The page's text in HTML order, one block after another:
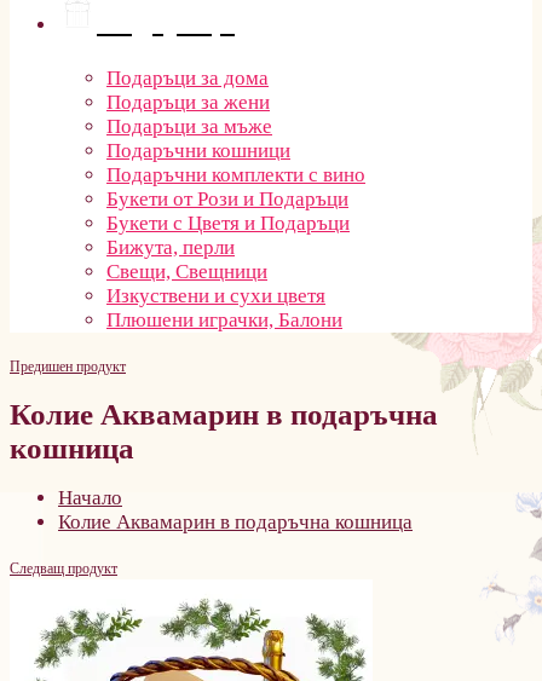
Подаръци за дома
Подаръци за жени
Подаръци за мъже
Подаръчни кошници
Подаръчни комплекти с вино
Букети от Рози и Подаръци
Букети с Цветя и Подаръци
Бижута, перли
Свещи, Свещници
Изкуствени и сухи цветя
Плюшени играчки, Балони
Предишен продукт
Колие Аквамарин в подаръчна
кошница
Начало
Колие Аквамарин в подаръчна кошница
Следващ продукт